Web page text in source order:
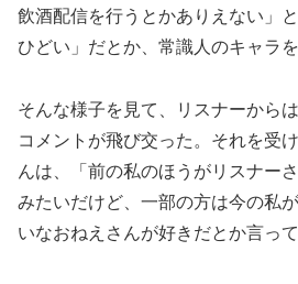
飲酒配信を行うとかありえない」
ひどい」だとか、常識人のキャラを
そんな様子を見て、リスナーから
コメントが飛び交った。それを受
んは、「前の私のほうがリスナー
みたいだけど、一部の方は今の私
いなおねえさんが好きだとか言っ